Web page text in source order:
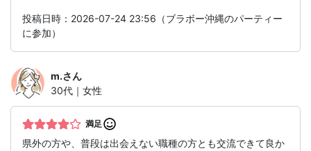
投稿日時：2026-07-24 23:56（ブラボー沖縄のパーティー
に参加）
m.さん
30代｜女性
満足
県外の方や、普段は出会えない職種の方とも交流できて良か